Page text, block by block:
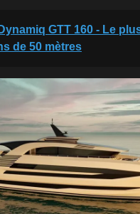
Dynamiq GTT 160 - Le
de 50 mètres